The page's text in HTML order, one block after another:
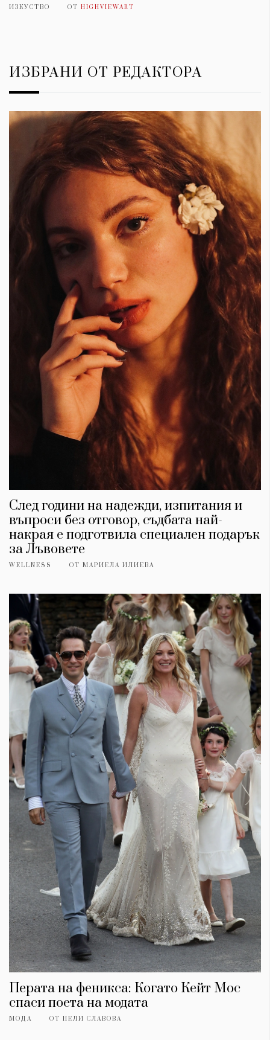
ИЗКУСТВО ОТ HIGHVIEWART
ИЗБРАНИ ОТ РЕДАКТОРА
След години на надежди, изпитания и
въпроси без отговор, съдбата най-
накрая е подготвила специален подарък
за Лъвовете
WELLNESS ОТ МАРИЕЛА ИЛИЕВА
Перата на феникса: Когато Кейт Мос
спаси поета на модата
МОДА ОТ НЕЛИ СЛАВОВА
КАТЕГОРИИ
Подкасти
Мода
Dialogue
ЗА НАС
ползване
За нас